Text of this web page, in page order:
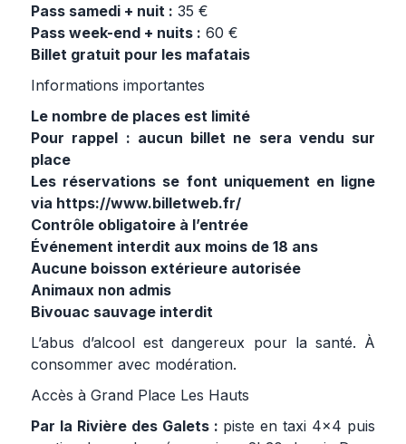
Pass samedi + nuit : 35 €
Pass week-end + nuits : 60 €
Billet gratuit pour les mafatais
Informations importantes
Le nombre de places est limité
Pour rappel : aucun billet ne sera vendu sur
place
Les réservations se font uniquement en ligne
via https://www.billetweb.fr/
Contrôle obligatoire à l’entrée
Événement interdit aux moins de 18 ans
Aucune boisson extérieure autorisée
Animaux non admis
Bivouac sauvage interdit
L’abus d’alcool est dangereux pour la santé. À
consommer avec modération.
Accès à Grand Place Les Hauts
Par la Rivière des Galets : piste en taxi 4x4 puis